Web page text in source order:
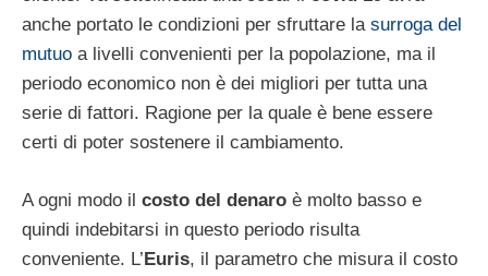
anche portato le condizioni per sfruttare la surroga del
mutuo a livelli convenienti per la popolazione, ma il
periodo economico non è dei migliori per tutta una
serie di fattori. Ragione per la quale è bene essere
certi di poter sostenere il cambiamento.
A ogni modo il costo del denaro è molto basso e
quindi indebitarsi in questo periodo risulta
conveniente. L’Euris, il parametro che misura il costo